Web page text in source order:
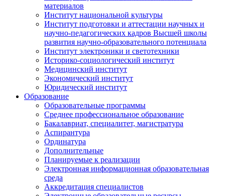
материалов
Институт национальной культуры
Институт подготовки и аттестации научных и
научно-педагогических кадров Высшей школы
развития научно-образовательного потенциала
Институт электроники и светотехники
Историко-социологический институт
Медицинский институт
Экономический институт
Юридический институт
Образование
Образовательные программы
Среднее профессиональное образование
Бакалавриат, специалитет, магистратура
Аспирантура
Ординатура
Дополнительные
Планируемые к реализации
Электронная информационная образовательная
среда
Аккредитация специалистов